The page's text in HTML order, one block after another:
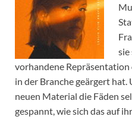
sie
vorhandene
in der Branche geärgert
neuen Material die Fäden
gespannt, wie sich das auf